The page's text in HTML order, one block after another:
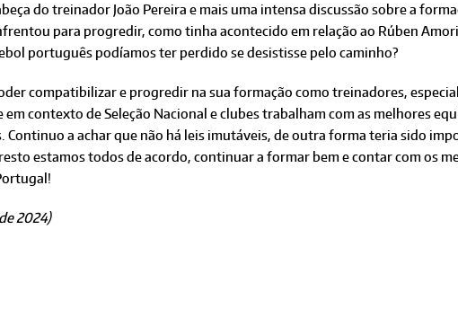
do treinador João Pereira e mais uma intensa discussão sobre a
para progredir, como tinha acontecido em relação ao Rúben
português podíamos ter perdido se desistisse pelo caminho?
compatibilizar e progredir na sua formação como treinadores,
contexto de Seleção Nacional e clubes trabalham com as melhores
Continuo a achar que não há leis imutáveis, de outra forma teria sido
estamos todos de acordo, continuar a formar bem e contar com os
2024)